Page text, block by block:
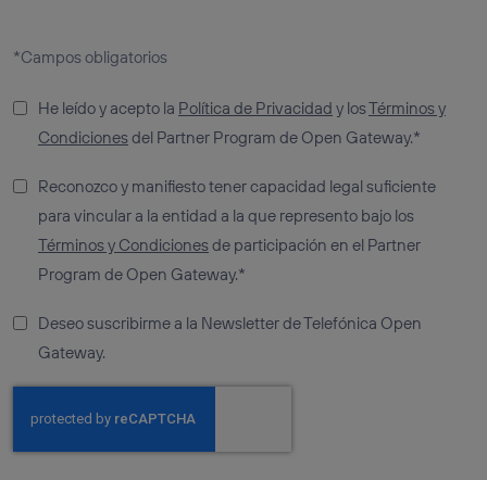
*Campos obligatorios
He leído y acepto la Política de Privacidad y losTérminos y
Condicionesdel Partner Program de Open Gateway.*
Reconozco y manifiesto tener capacidad legal suficiente
para vincular a la entidad a la que represento bajo los
Términos y Condicionesde participación en el Partner
Program de Open Gateway.*
Deseo suscribirme a la Newsletter de Telefónica Open
Gateway.